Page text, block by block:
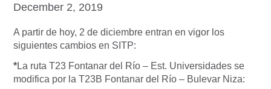
December 2, 2019
A partir de hoy, 2 de diciembre entran en vigor los
siguientes cambios en SITP:
*La ruta T23 Fontanar del Río – Est. Universidades se
modifica por la T23B Fontanar del Río – Bulevar Niza: